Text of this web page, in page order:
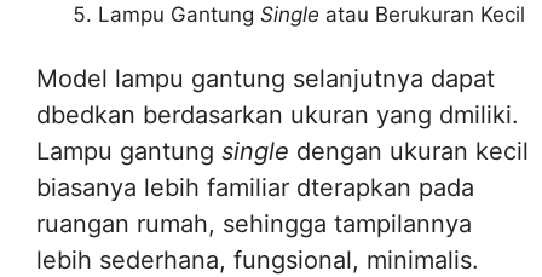
Lampu Gantung Single atau Berukuran Kecil
Model lampu gantung selanjutnya dapat
dbedkan berdasarkan ukuran yang dmiliki.
Lampu gantung single dengan ukuran kecil
biasanya lebih familiar dterapkan pada
ruangan rumah, sehingga tampilannya
lebih sederhana, fungsional, minimalis.